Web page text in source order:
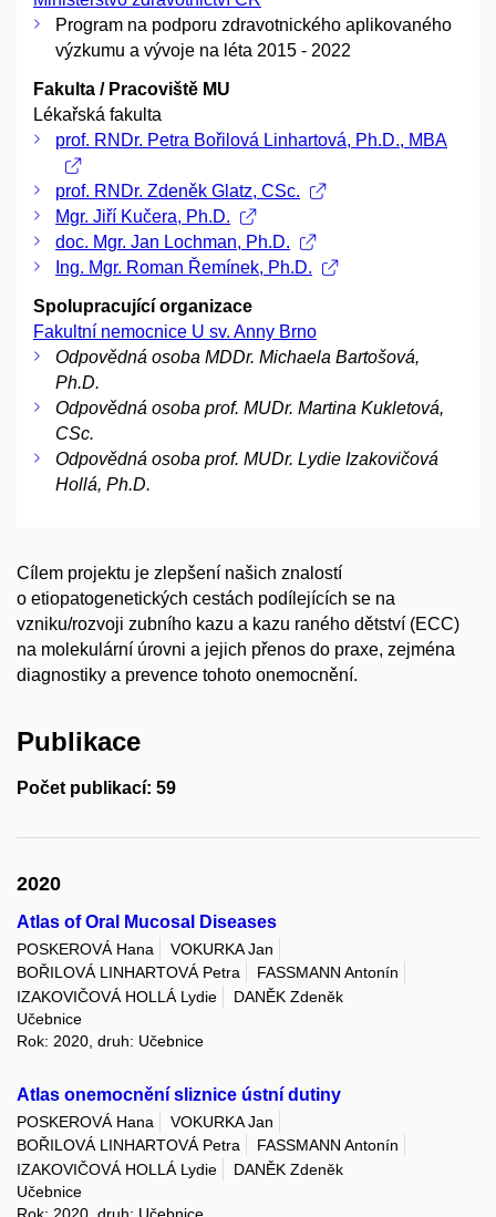
Program na podporu zdravotnického aplikovaného
výzkumu a vývoje na léta 2015 - 2022
Fakulta / Pracoviště MU
Lékařská fakulta
prof. RNDr. Petra Bořilová Linhartová, Ph.D., MBA
prof. RNDr. Zdeněk Glatz, CSc.
Mgr. Jiří Kučera, Ph.D.
doc. Mgr. Jan Lochman, Ph.D.
Ing. Mgr. Roman Řemínek, Ph.D.
Spolupracující organizace
Fakultní nemocnice U sv. Anny Brno
Odpovědná osoba MDDr. Michaela Bartošová,
Ph.D.
Odpovědná osoba prof. MUDr. Martina Kukletová,
CSc.
Odpovědná osoba prof. MUDr. Lydie Izakovičová
Hollá, Ph.D.
Cílem projektu je zlepšení našich znalostí
o etiopatogenetických cestách podílejících se na
vzniku/rozvoji zubního kazu a kazu raného dětství (ECC)
na molekulární úrovni a jejich přenos do praxe, zejména
diagnostiky a prevence tohoto onemocnění.
Publikace
Počet publikací: 59
2020
Atlas of Oral Mucosal Diseases
POSKEROVÁ Hana
VOKURKA Jan
BOŘILOVÁ LINHARTOVÁ Petra
FASSMANN Antonín
IZAKOVIČOVÁ HOLLÁ Lydie
DANĚK Zdeněk
Učebnice
Rok: 2020, druh: Učebnice
Atlas onemocnění sliznice ústní dutiny
POSKEROVÁ Hana
VOKURKA Jan
BOŘILOVÁ LINHARTOVÁ Petra
FASSMANN Antonín
IZAKOVIČOVÁ HOLLÁ Lydie
DANĚK Zdeněk
Učebnice
Rok: 2020, druh: Učebnice